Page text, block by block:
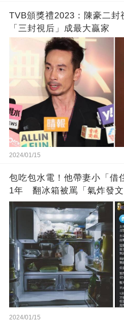
TVB頒獎禮2023：陳豪二封
「三封視后」成最大贏家
2024/01/15
包吃包水電！他帶妻小「借
1年 翻冰箱被罵「氣炸發
方
2024/01/15